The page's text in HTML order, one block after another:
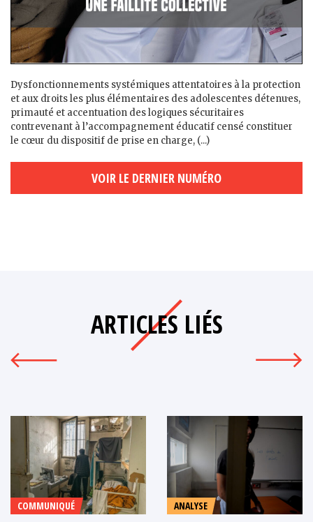
Dysfonctionnements systémiques attentatoires à la protection
et aux droits les plus élémentaires des adolescent·es détenu·es,
primauté et accentuation des logiques sécuritaires
contrevenant à l’accompagnement éducatif censé constituer
le cœur du dispositif de prise en charge, (...)
VOIR LE DERNIER NUMÉRO
ARTICLES LIÉS
COMMUNIQUÉ ANALYSE